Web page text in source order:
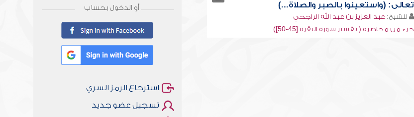
تعالى: (واستعينوا بالصبر والصلاة...)
للشيخ: عبد العزيز بن عبد الله الراجحي
جزء من محاضرة ( تفسير سورة البقرة [45-50])
أو الدخول بحساب
استرجاع الرمز السري
تسجيل عضو جديد